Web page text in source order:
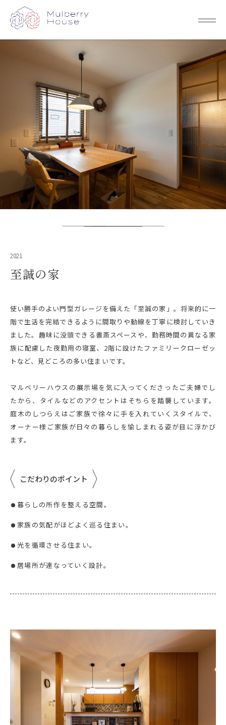
2021
至誠の家
使い勝手のよい門型ガレージを備えた「至誠の家」。将来的に一
階で生活を完結できるように間取りや動線を丁寧に検討していき
ました。趣味に没頭できる書斎スペースや、勤務時間の異なる家
族に配慮した夜勤用の寝室、2階に設けたファミリークローゼッ
トなど、見どころの多い住まいです。
マルベリーハウスの展示場を気に入ってくださったご夫婦でし
たから、タイルなどのアクセントはそちらを踏襲しています。
庭木のしつらえはご家族で徐々に手を入れていくスタイルで、
オーナー様ご家族が日々の暮らしを愉しまれる姿が目に浮かび
ます。
こだわりのポイント
暮らしの所作を整える空間。
家族の気配がほどよく巡る住まい。
光を循環させる住まい。
居場所が連なっていく設計。